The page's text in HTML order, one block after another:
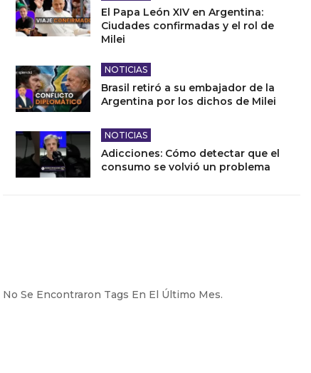
El Papa León XIV en Argentina:
Ciudades confirmadas y el rol de
Milei
NOTICIAS
Brasil retiró a su embajador de la
Argentina por los dichos de Milei
NOTICIAS
Adicciones: Cómo detectar que el
consumo se volvió un problema
No Se Encontraron Tags En El Último Mes.